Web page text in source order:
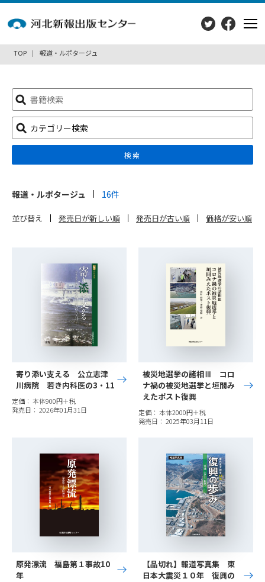
TOP 報道・ルポタージュ
検
索:
カテゴリー検索
検索
報道・ルポタージュ 16件
並び替え 発売日が新しい順 発売日が古い順 価格が安い順
寄り添い支える 公立志津
川病院 若き内科医の3・11
定価： 本体900円＋税
発売日： 2026年01月31日
被災地選挙の諸相Ⅲ コロ
ナ禍の被災地選挙と垣間み
えたポスト復興
定価： 本体2000円＋税
発売日： 2025年03月11日
原発漂流 福島第１事故10
年
【品切れ】報道写真集 東
日本大震災１０年 復興の